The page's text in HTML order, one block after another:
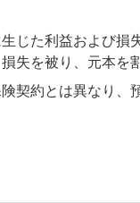
じた利益および損
失を被り、元本を
契約とは異なり、